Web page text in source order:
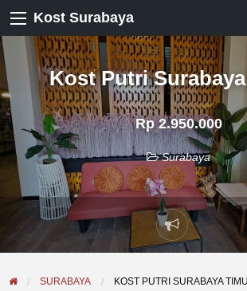
Kost Surabaya
Kost Putri
Rp 2.950.000
Surabaya
Laporkan
masalah
SURABAYA KOST PUTRI SURABAYA